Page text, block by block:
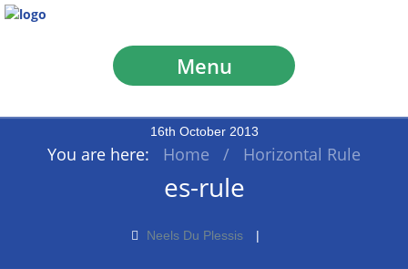
Menu
16th October 2013
You are here: Home / Horizontal Rule
es-rule
Neels Du Plessis